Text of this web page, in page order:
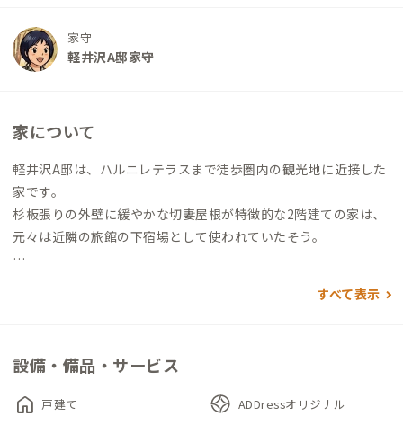
家守
軽井沢A邸家守
家について
軽井沢A邸は、ハルニレテラスまで徒歩圏内の観光地に近接した
家です。
杉板張りの外壁に緩やかな切妻屋根が特徴的な2階建ての家は、
元々は近隣の旅館の下宿場として使われていたそう。
め、夏場は近隣の駐車場は停められないほどの混雑ぶりです
玄関に入ると、目の前には杉板貼りのロッジ風の空間が広がりま
す。
すべて表示
設備・備品・サービス
home 戸建て ADDressオリジナル